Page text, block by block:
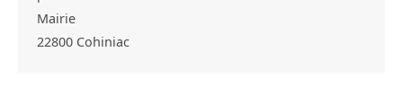
Mairie
22800 Cohiniac